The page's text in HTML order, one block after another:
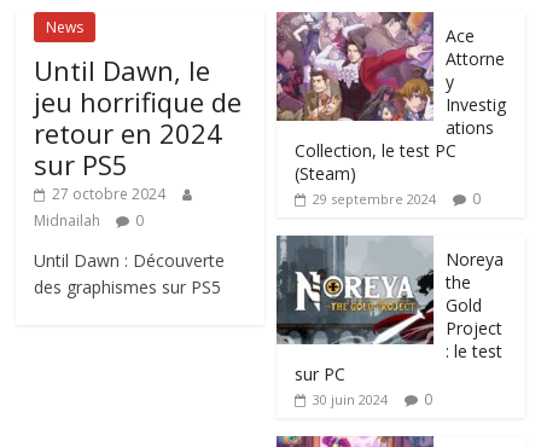
News
Until Dawn, le
jeu horrifique de
retour en 2024
sur PS5
27 octobre 2024
Midnailah
0
Until Dawn : Découverte
des graphismes sur PS5
Ace
Attorne
y
Investig
ations
Collection, le test PC
(Steam)
29 septembre 2024 0
Noreya
the
Gold
Project
: le test
sur PC
30 juin 2024 0